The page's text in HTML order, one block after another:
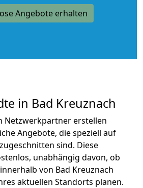
Angebote erhalten
in Bad Kreuznach
Netzwerkpartner erstellen
Angebote, die speziell auf
sind. Diese
unabhängig davon, ob
von Bad Kreuznach
aktuellen Standorts planen.